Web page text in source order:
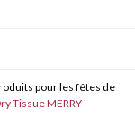
pour les fêtes de
Tissue MERRY